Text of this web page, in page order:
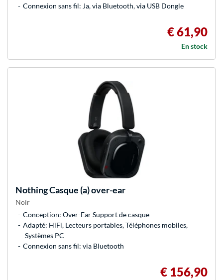
Connexion sans fil: Ja, via Bluetooth, via USB Dongle
€ 61,90
En stock
NothingCasque (a) over-ear
Noir
Conception: Over-Ear Support de casque
Adapté: HiFi, Lecteurs portables, Téléphones mobiles,
Systèmes PC
Connexion sans fil: via Bluetooth
€ 156,90